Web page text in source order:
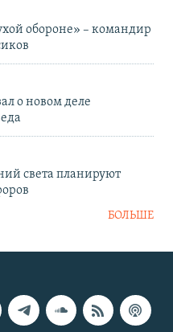
обороне» – командир
о новом деле
света планируют
БОЛЬШЕ